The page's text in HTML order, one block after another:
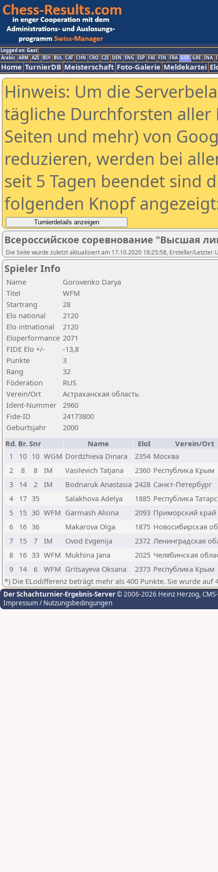
Logged on: Gast
Arabic ARM AZE BIH BUL CAT CHN CRO CZE DEN ENG ESP FAI FIN FRA GER GRE INA
Home TurnierDB Meisterschaft Foto-Galerie Meldekartei
Hinweis: Um die
tägliche Durchforsten aller
Seiten und mehr) von
reduzieren, werden bei
seit 5 Tagen beendet sind
folgenden Knopf
Всероссийское соревнование "Высшая
Die Seite wurde zuletzt aktualisiert am 17.10.2020 18:25:58, Ersteller/Letzter
Spieler Info
Name
Gorovenko Darya
Titel
WFM
Startrang
28
Elo national
2120
Elo intnational
2120
Eloperformance 2071
FIDE Elo +/-
-13,8
Punkte
3
Rang
32
Föderation
RUS
Verein/Ort
Астраханская область
Ident-Nummer
2960
Fide-ID
24173800
Geburtsjahr
2000
Rd. Br.Snr Name EloI
Verein/Ort
1
10 10 WGM Dordzhieva Dinara 2354 Москва
2
8 8 IM Vasilevich Tatjana 2360 Республика Крым
3
14 2 IM Bodnaruk Anastasia 2428 Санкт-Петербург
4
17 35 Salakhova Adelya 1885 Республика
5
15 30 WFM Garmash Aliona 2093 Приморский край
6
16 36 Makarova Olga 1875 Новосибирская
7
15 7 IM Ovod Evgenija 2372 Ленинградская
8
16 33 WFM Mukhina Jana 2025 Челябинская
9
14 6 WFM Gritsayeva Oksana 2373 Республика Крым
*) Die ELodifferenz beträgt mehr als 400 Punkte. Sie wurde auf
Der Schachturnier-Ergebnis-Server© 2006-2026 Heinz Herzog,
Impressum / Nutzungsbedingungen